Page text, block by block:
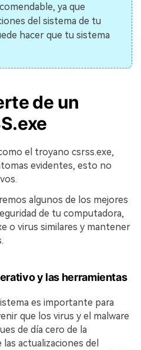
ya que
del sistema de tu
hacer que tu sistema
de un
el troyano csrss.exe,
evidentes, esto no
algunos de los mejores
de tu computadora,
o virus similares y mantener
y las herramientas
es importante para
que los virus y el malware
de día cero de la
actualizaciones del